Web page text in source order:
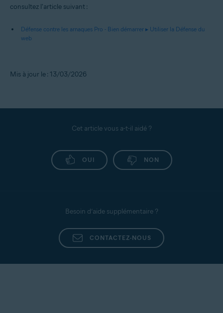
consultez l'article suivant :
Défense contre les arnaques Pro - Bien démarrer ▸ Utiliser la Défense du
web
Mis à jour le : 13/03/2026
Cet article vous a-t-il aidé ?
OUI NON
Besoin d’aide supplémentaire ?
CONTACTEZ-NOUS